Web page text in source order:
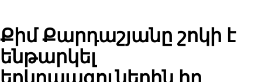
Քիմ Քարդաշյանը շոկի է
ենթարկել